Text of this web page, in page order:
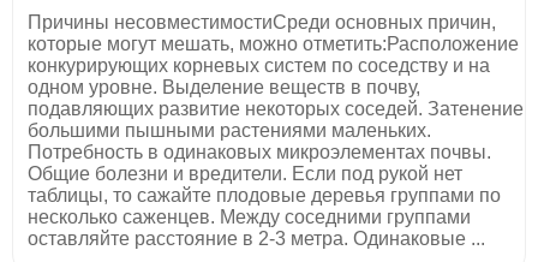
Причины несовместимостиСреди основных причин,
которые могут мешать, можно отметить:Расположение
конкурирующих корневых систем по соседству и на
одном уровне. Выделение веществ в почву,
подавляющих развитие некоторых соседей. Затенение
большими пышными растениями маленьких.
Потребность в одинаковых микроэлементах почвы.
Общие болезни и вредители. Если под рукой нет
таблицы, то сажайте плодовые деревья группами по
несколько саженцев. Между соседними группами
оставляйте расстояние в 2-3 метра. Одинаковые ...